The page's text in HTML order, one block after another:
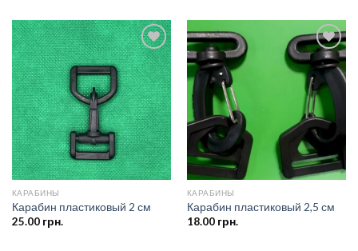
Добавить
в список
желаний
КАРАБИНЫ
Карабин пластиковый 2 см
25.00грн.
Добавить
в список
желаний
КАРАБИНЫ
Карабин пластиковый 2,5 см
18.00грн.